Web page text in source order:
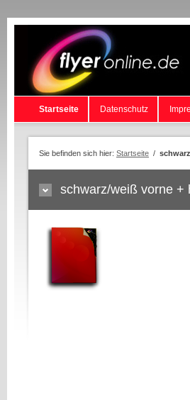
Startseite Datenschutz
Sie befinden sich hier: Startseite /
schwarz/weiß vorne +